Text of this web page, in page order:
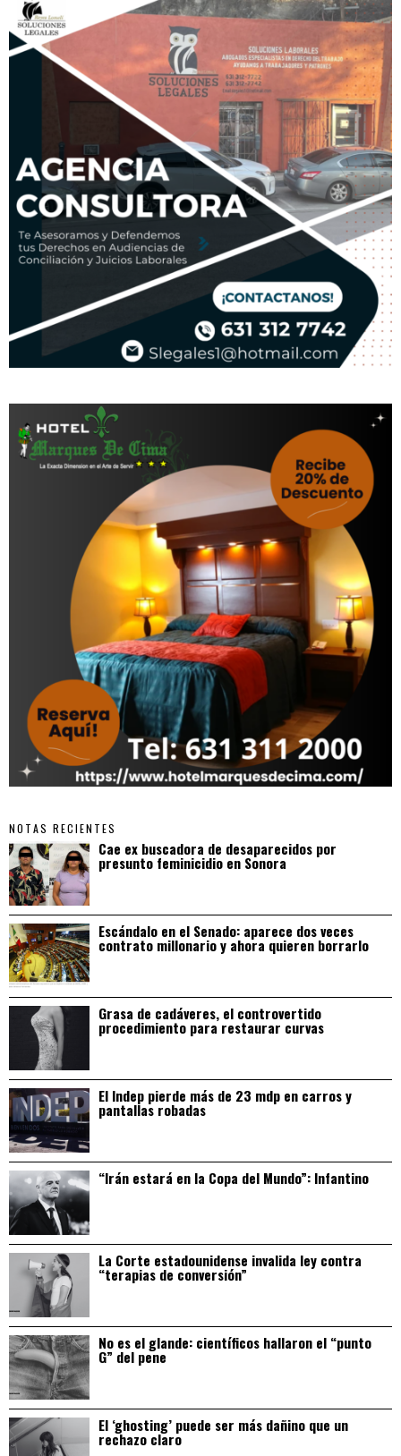
NOTAS RECIENTES
Cae ex buscadora de desaparecidos por
presunto feminicidio en Sonora
Escándalo en el Senado: aparece dos veces
contrato millonario y ahora quieren borrarlo
Grasa de cadáveres, el controvertido
procedimiento para restaurar curvas
El Indep pierde más de 23 mdp en carros y
pantallas robadas
“Irán estará en la Copa del Mundo”: Infantino
La Corte estadounidense invalida ley contra
“terapias de conversión”
No es el glande: científicos hallaron el “punto
G” del pene
El ‘ghosting’ puede ser más dañino que un
rechazo claro